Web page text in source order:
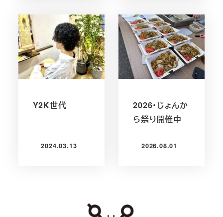
Y2K世代
投稿日
2024.03.13
2026・じょんか
ら祭り開催中
投稿日
2026.08.01